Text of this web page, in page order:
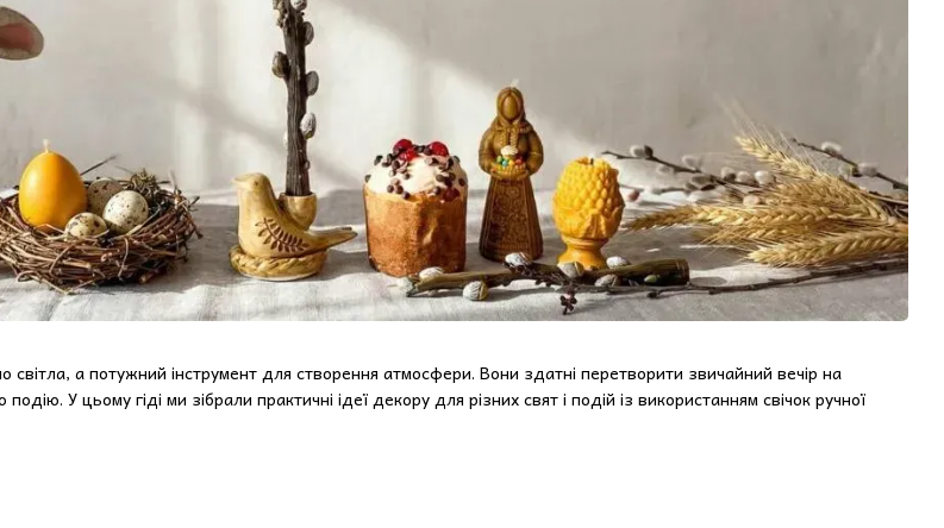
а потужний інструмент для створення атмосфери. Вони здатні перетворити звичайний вечір на
У цьому гіді ми зібрали практичні ідеї декору для різних свят і подій із використанням свічок ручної